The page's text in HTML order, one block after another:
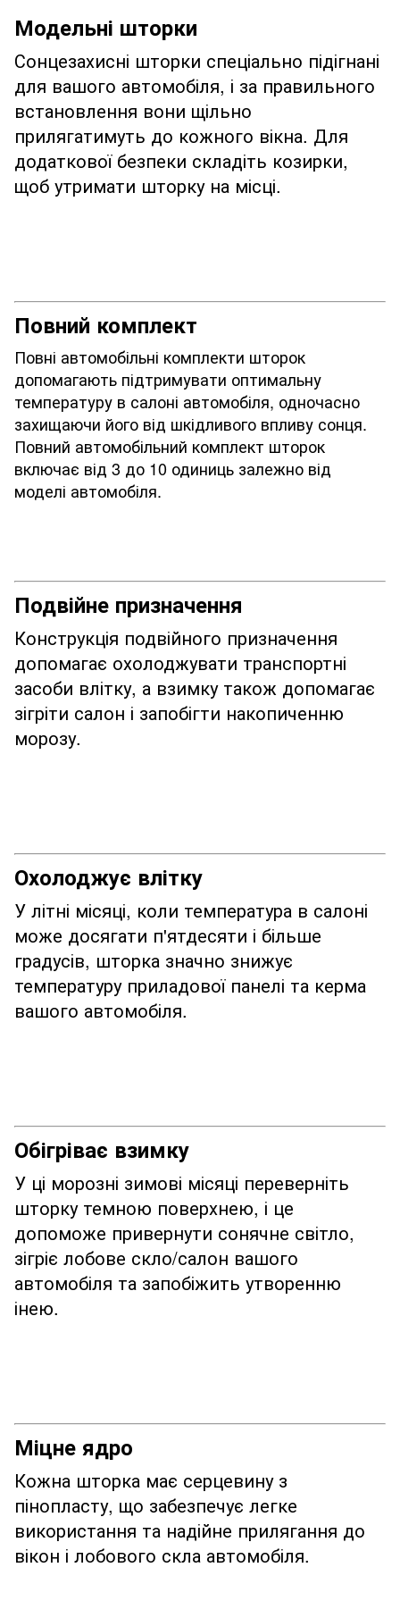
Модельні шторки
Сонцезахисні шторки спеціально підігнані
для вашого автомобіля, і за правильного
встановлення вони щільно
прилягатимуть до кожного вікна. Для
додаткової безпеки складіть козирки,
щоб утримати шторку на місці.
Повний комплект
Повні автомобільні комплекти шторок
допомагають підтримувати оптимальну
температуру в салоні автомобіля, одночасно
захищаючи його від шкідливого впливу сонця.
Повний автомобільний комплект шторок
включає від 3 до 10 одиниць залежно від
моделі автомобіля.
Подвійне призначення
Конструкція подвійного призначення
допомагає охолоджувати транспортні
засоби влітку, а взимку також допомагає
зігріти салон і запобігти накопиченню
морозу.
Охолоджує влітку
У літні місяці, коли температура в салоні
може досягати п'ятдесяти і більше
градусів, шторка значно знижує
температуру приладової панелі та керма
вашого автомобіля.
Обігріває взимку
У ці морозні зимові місяці переверніть
шторку темною поверхнею, і це
допоможе привернути сонячне світло,
зігріє лобове скло/салон вашого
автомобіля та запобіжить утворенню
інею.
Міцне ядро
Кожна шторка має серцевину з
пінопласту, що забезпечує легке
використання та надійне прилягання до
вікон і лобового скла автомобіля.